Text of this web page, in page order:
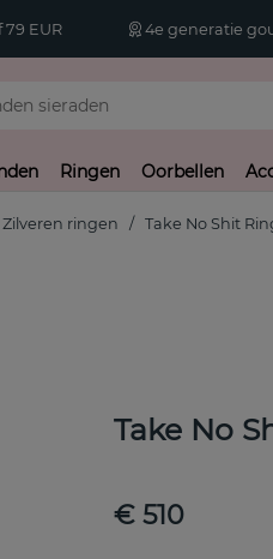
EUR 4e generatie
Ringen Oorbellen
Zilveren ringen Take No Shit
Take No
€ 510